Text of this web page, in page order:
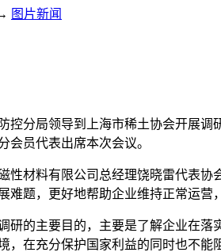
图片新闻
控分局领导到上海市稀土协会开展
员代表出席本次会议。
材料有限公司总经理饶晓雷代表
题，更好地帮助企业维持正常运营
的主要目的，主要是了解企业在
在充分保护国家利益的同时也不能